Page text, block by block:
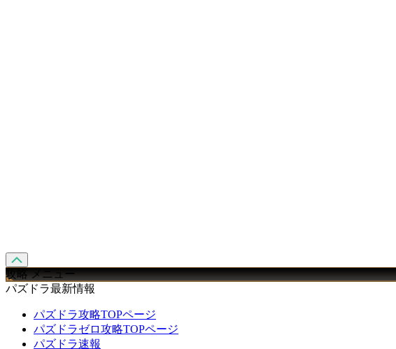
攻略 メニュー
パズドラ最新情報
パズドラ攻略TOPページ
パズドラゼロ攻略TOPページ
パズドラ速報